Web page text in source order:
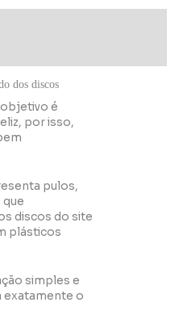
dos discos
é
por isso,
pulos,
discos do site
plásticos
simples e
exatamente o